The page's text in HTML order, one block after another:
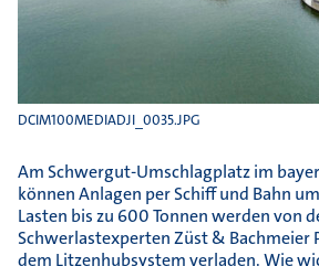
DCIM100MEDIADJI_0035.JPG
Am Schwergut-Umschlagplatz im
können Anlagen per Schiff und Bahn
Lasten bis zu 600 Tonnen werden von
Schwerlastexperten Züst & Bachmeier
dem Litzenhubsystem verladen. Wie